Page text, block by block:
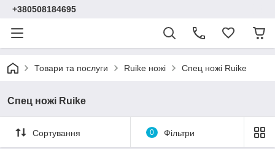
+380508184695
Товари та послуги Ruike ножі Спец ножі Ruike
Спец ножі Ruike
Сортування 0 Фільтри